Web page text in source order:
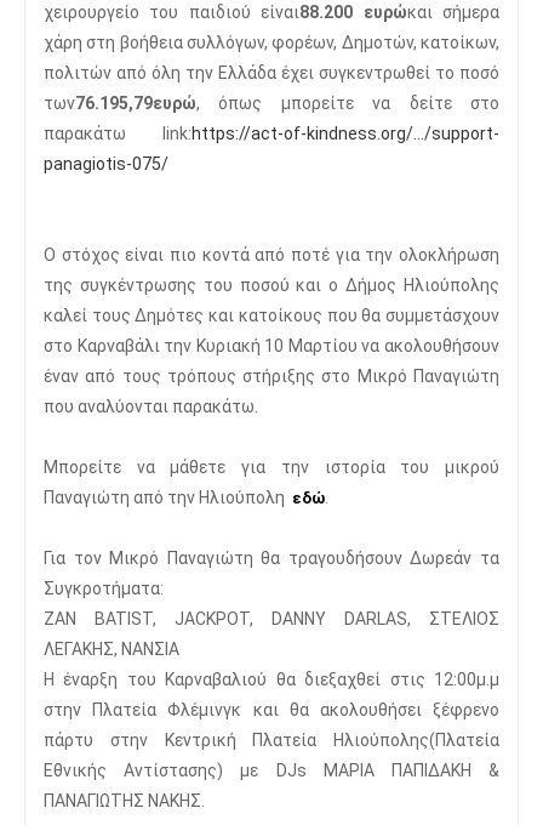
χειρουργείο του παιδιού είναι88.200 ευρώκαι σήμερα
χάρη στη βοήθεια συλλόγων, φορέων, Δημοτών, κατοίκων,
πολιτών από όλη την Ελλάδα έχει συγκεντρωθεί το ποσό
των76.195,79ευρώ, όπως μπορείτε να δείτε στο
παρακάτω link:https://act-of-kindness.org/.. ./support-
panagiotis-075/
Ο στόχος είναι πιο κοντά από ποτέ για την ολοκλήρωση
της συγκέντρωσης του ποσού και ο Δήμος Ηλιούπολης
καλεί τους Δημότες και κατοίκους που θα συμμετάσχουν
στο Καρναβάλι την Κυριακή 10 Μαρτίου να ακολουθήσουν
έναν από τους τρόπους στήριξης στο Μικρό Παναγιώτη
που αναλύονται παρακάτω.
Μπορείτε να μάθετε για την ιστορία του μικρού
Παναγιώτη από την Ηλιούπολη εδώ
Για τον Μικρό Παναγιώτη θα τραγουδήσουν Δωρεάν τα
Συγκροτήματα:
ZAN BATIST, JACKPOT, DANNY DARLAS, ΣΤΕΛΙΟΣ
ΛΕΓΑΚΗΣ, ΝΑΝΣΙΑ
Η έναρξη του Καρναβαλιού θα διεξαχθεί στις 12:00μ.μ
στην Πλατεία Φλέμινγκ και θα ακολουθήσει ξέφρενο
πάρτυ στην Κεντρική Πλατεία Ηλιούπολης(Πλατεία
Εθνικής Αντίστασης) με DJs ΜΑΡΙΑ ΠΑΠΙΔΑΚΗ &
ΠΑΝΑΓΙΩΤΗΣ ΝΑΚΗΣ.